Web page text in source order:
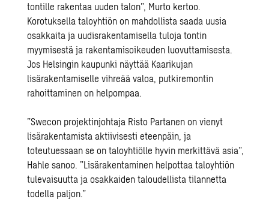
tontille rakentaa uuden talon”, Murto kertoo.
Korotuksella taloyhtiön on mahdollista saada uusia
osakkaita ja uudisrakentamisella tuloja tontin
myymisestä ja rakentamisoikeuden luovuttamisesta.
Jos Helsingin kaupunki näyttää Kaarikujan
lisärakentamiselle vihreää valoa, putkiremontin
rahoittaminen on helpompaa.
”Swecon projektinjohtaja Risto Partanen on vienyt
lisärakentamista aktiivisesti eteenpäin, ja
toteutuessaan se on taloyhtiölle hyvin merkittävä asia”,
Hahle sanoo. ”Lisärakentaminen helpottaa taloyhtiön
tulevaisuutta ja osakkaiden taloudellista tilannetta
todella paljon.”